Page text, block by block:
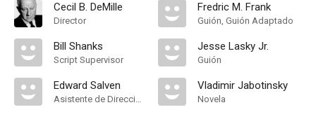
Cecil B. DeMille
Director
Bill Shanks
Script Supervisor
Edward Salven
Asistente de Dirección
Fredric M. Frank
Guión, Guión Adaptado
Jesse Lasky Jr.
Guión
Vladimir Jabotinsky
Novela